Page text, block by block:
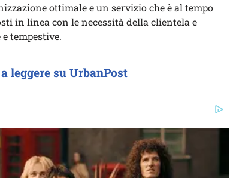
ottimale e un servizio che è al tempo
in linea con le necessità della clientela e
tempestive.
leggere su UrbanPost